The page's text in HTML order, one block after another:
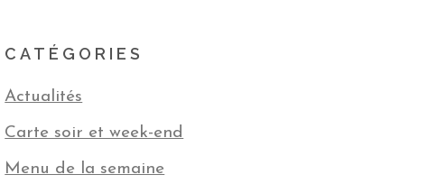
CATÉGORIES
Actualités
Carte soir et week-end
Menu de la semaine